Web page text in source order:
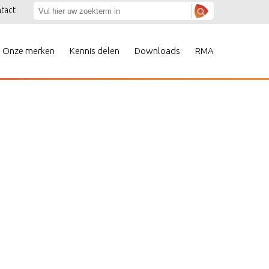
Onze merken Kennis delen Downloads RMA